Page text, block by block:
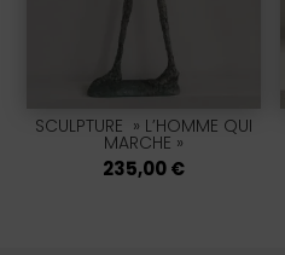
SCULPTURE » L’HOMME QUI
MARCHE »
235,00€